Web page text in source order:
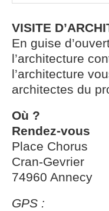
VISITE
En guise
l’architecture
l’architecture
architectes du
Où ?
Rendez-vous
Place Chorus
Cran-Gevrier
74960 Annecy
GPS :